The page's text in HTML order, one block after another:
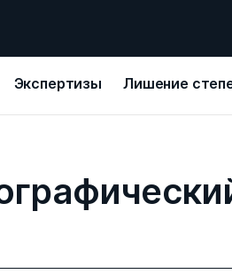
Экспертизы Лишение